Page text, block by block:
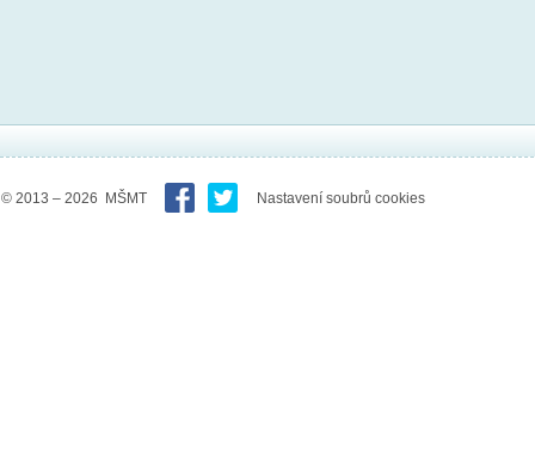
© 2013 – 2026 MŠMT Nastavení soubrů cookies